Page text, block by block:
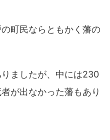
町民ならともかく藩の
ましたが、中には230
が出なかった藩もあり